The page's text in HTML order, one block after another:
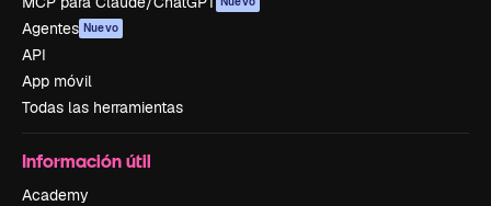
Agentes Nuevo
API
App móvil
Todas las herramientas
Información útil
Academy